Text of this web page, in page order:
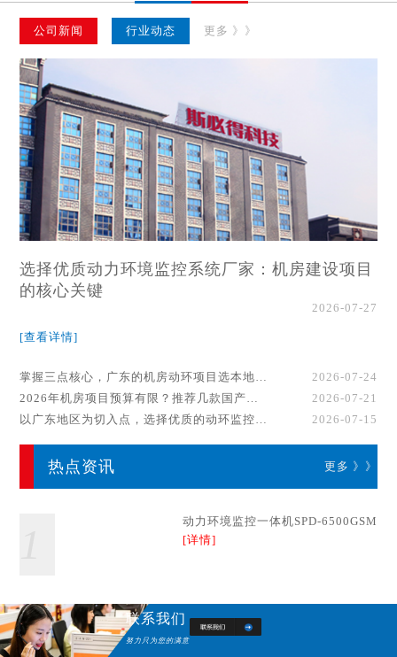
公司新闻 行业动态 更多 》》
选择优质动力环境监控系统厂家：机房建设项目
的核心关键
2026-07-27
[查看详情]
掌握三点核心，广东的机房动环项目选本地厂家事半功倍！
2026-07-24
2026年机房项目预算有限？推荐几款国产动环监控系统品牌
2026-07-21
以广东地区为切入点，选择优质的动环监控系统厂家
2026-07-15
热点资讯 更多 》》
动力环境监控一体机SPD-6500GSM
[详情]
联系我们
努力只为您的满意